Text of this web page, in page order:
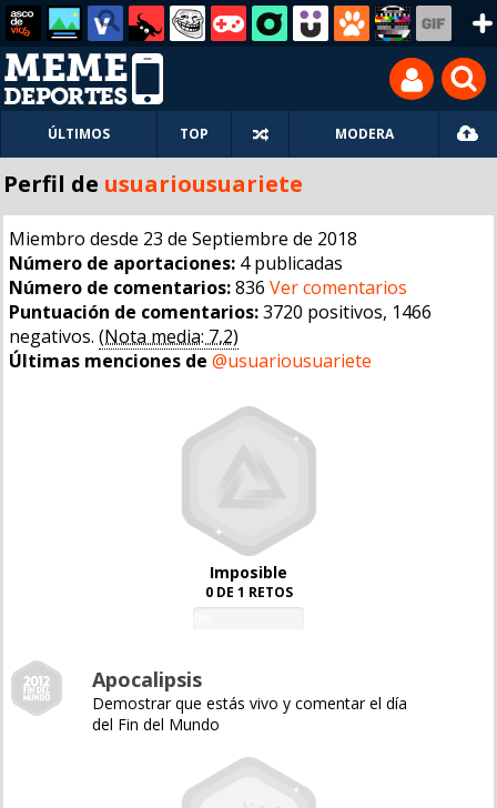
ÚLTIMOS TOP MODERA
Perfil de usuariousuariete
Miembro desde 23 de Septiembre de 2018
Número de aportaciones: 4 publicadas
Número de comentarios:836 Ver comentarios
Puntuación de comentarios:3720 positivos, 1466
negativos. (Nota media: 7,2)
Últimas menciones de @usuariousuariete
Imposible
0 DE 1 RETOS
Apocalipsis
Demostrar que estás vivo y comentar el día
del Fin del Mundo